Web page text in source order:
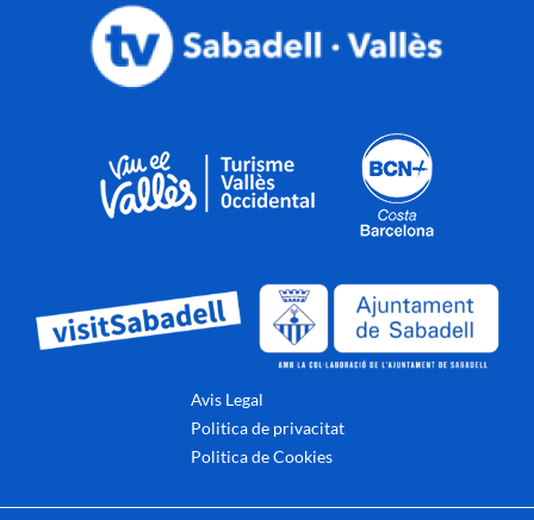
Avis Legal
Politica de privacitat
Politica de Cookies